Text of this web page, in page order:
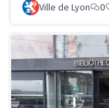
Ville de Lyon 0